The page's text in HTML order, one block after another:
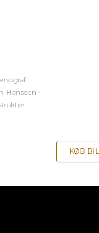
Hanssen •
KØB